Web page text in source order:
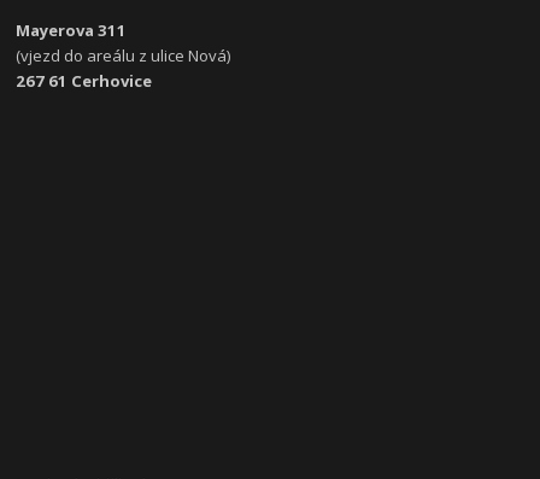
Mayerova 311
(vjezd do areálu z ulice Nová)
267 61 Cerhovice